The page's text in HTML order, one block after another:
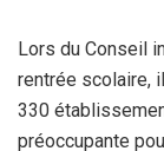
‎Lors du Conseil
rentrée scolaire,
330
préoccupante